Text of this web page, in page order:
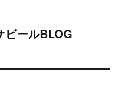
ビールBLOG